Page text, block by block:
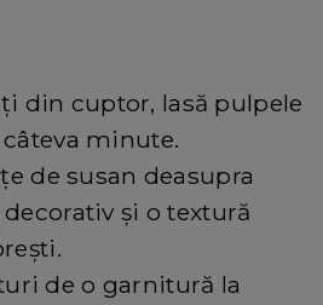
din cuptor, lasă pulpele
minute.
de susan deasupra
și o textură
de o garnitură la